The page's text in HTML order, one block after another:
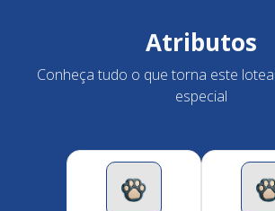
Atributos
Conheça tudo o que torna este
especial